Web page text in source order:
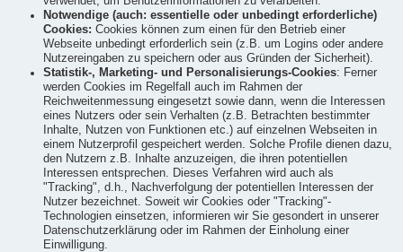
Notwendige (auch: essentielle oder unbedingt erforderliche)
Cookies: Cookies können zum einen für den Betrieb einer
Webseite unbedingt erforderlich sein (z.B. um Logins oder andere
Nutzereingaben zu speichern oder aus Gründen der Sicherheit).
Statistik-, Marketing- und Personalisierungs-Cookies: Ferner
werden Cookies im Regelfall auch im Rahmen der
Reichweitenmessung eingesetzt sowie dann, wenn die Interessen
eines Nutzers oder sein Verhalten (z.B. Betrachten bestimmter
Inhalte, Nutzen von Funktionen etc.) auf einzelnen Webseiten in
einem Nutzerprofil gespeichert werden. Solche Profile dienen dazu,
den Nutzern z.B. Inhalte anzuzeigen, die ihren potentiellen
Interessen entsprechen. Dieses Verfahren wird auch als
"Tracking", d.h., Nachverfolgung der potentiellen Interessen der
Nutzer bezeichnet. Soweit wir Cookies oder "Tracking"-
Technologien einsetzen, informieren wir Sie gesondert in unserer
Datenschutzerklärung oder im Rahmen der Einholung einer
Einwilligung.